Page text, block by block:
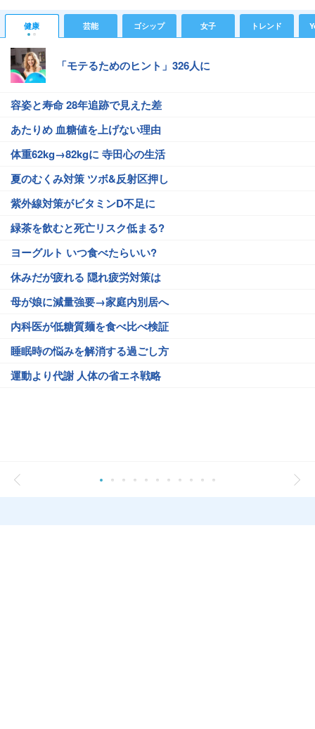
健康 芸能 ゴシップ 女子 トレンド
「モテるためのヒント」326人に
容姿と寿命 28年追跡で見えた差
あたりめ 血糖値を上げない理由
体重62kg→82kgに 寺田心の生活
夏のむくみ対策 ツボ&反射区押し
紫外線対策がビタミンD不足に
緑茶を飲むと死亡リスク低まる?
ヨーグルト いつ食べたらいい?
休みだが疲れる 隠れ疲労対策は
母が娘に減量強要→家庭内別居へ
内科医が低糖質麺を食べ比べ検証
睡眠時の悩みを解消する過ごし方
運動より代謝 人体の省エネ戦略